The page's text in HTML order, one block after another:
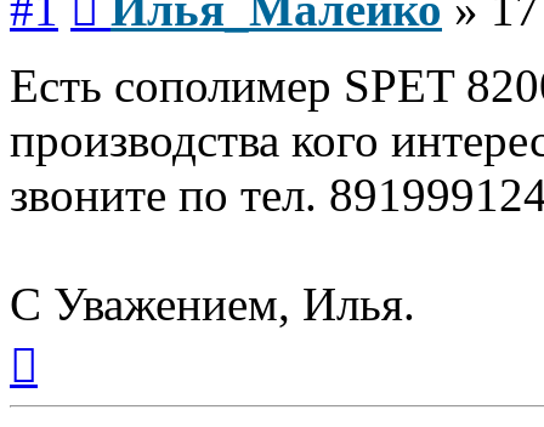
Есть сополимер SPET
производства кого
звоните по тел.
С Уважением, Илья.
началу